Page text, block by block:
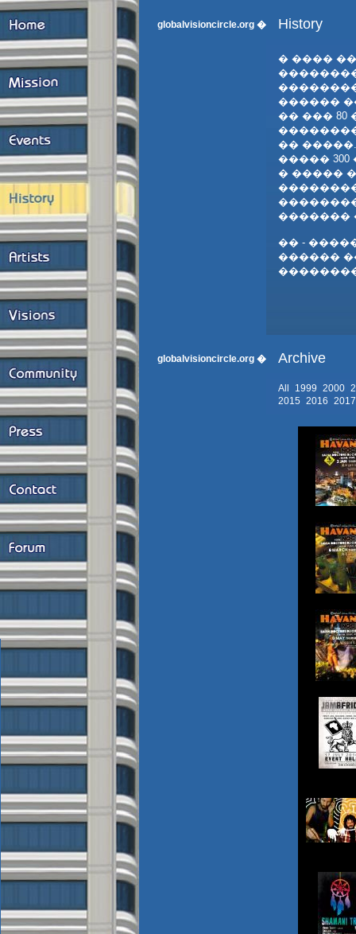
globalvisioncircle.org � History
� ���� ��
������
�� ���
��
�����
� �����
�������
�� -
������
globalvisioncircle.org � Archive
All 1999 2000
2015 2016